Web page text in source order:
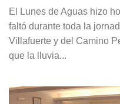
El Lunes de Aguas hizo
faltó durante toda la
Villafuerte y del Camino
que la lluvia...